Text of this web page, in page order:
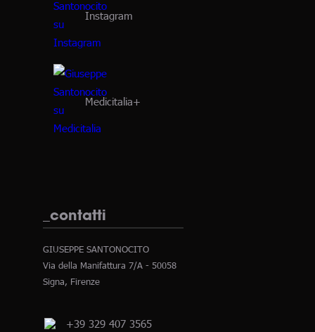
Instagram
Medicitalia+
_contatti
GIUSEPPE SANTONOCITO
Via della Manifattura 7/A - 50058
Signa, Firenze
+39 329 407 3565